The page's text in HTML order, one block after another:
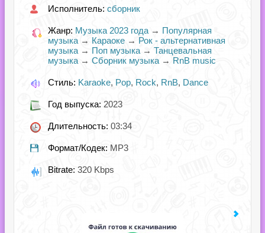
Исполнитель: сборник
Жанр: Музыка 2023 года → Популярная
музыка → Караоке → Рок - альтернативная
музыка → Поп музыка → Танцевальная
музыка → Сборник музыка → RnB music
Стиль: Karaoke, Pop, Rock, RnB, Dance
Год выпуска: 2023
Длительность: 03:34
Формат/Кодек: MP3
Bitrate: 320 Kbps